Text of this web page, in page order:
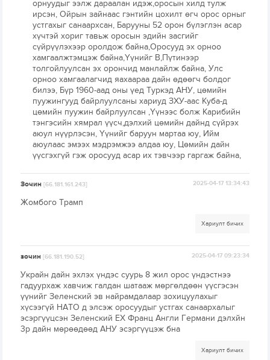
орнуудыг ээлж дараалан идэж,оросын хилд тулж
ирсэн, Ойрын зайнаас гэнтийн цохилт өгч орос орныг
устгахыг санаархсан, Барууны 52 орон бүлэглэн асар
хүчтэй хориг тавьж оросын эдийн засгийг
сүйрүүлэхээр оролдож байна,Оросууд эх орноо
хамгаалжтэмцэж байна,Үүнийг В,Пүтинээр
толгойлуулсан эх орончид манлайлж байна, Улс
орноо хамгаалагчид яахаараа дайн өдөөгч болдог
билээ, Бүр 1960-аад оны үед Туркэд АНУ, цөмийн
пуужингууд байрлуулсаны хариуд ЗХУ-аас Куба-д
цөмийн пуужин байрлуулсан ,Үүнээс болж Карибийн
тэнгэсийн хямрал үүсч,дэлхий цөмийн дайнд сүйрэх
аюул нүүрлэсэн, Үүнийг баруун мартаа юу, Ийм
аюулаас эмээх мэдрэмжээ алдаа юу, Цөмийн дайн
үүсгэхгүй гэж оросууд асар их тэвчээр гаргаж байна,
Зочин[66.181.161.243] 2025-04-17 13:34:43
Жомбого Трамп
Хариулт бичих
зочин[66.181.190.52] 2025-04-17 09:23:34
Украйн дайн эхлэх үндэс суурь 8 жил орос үндэстнээ
гадуурхаж хавчиж галдан шатааж мөргөлдөөн үүсгэсэн
үүнийг Зеленский эв найрамдалаар зохицуулахыг
хүсээгүй НАТО д элсэж оросуудыг устгах санаархалыг
эсэргүүцсэн Зеленский ЕХ Франц Англи Германи дэлхйн
3р дайн мөрөөдөөд АНУ эсэргүүцэж бна
Хариулт бичих